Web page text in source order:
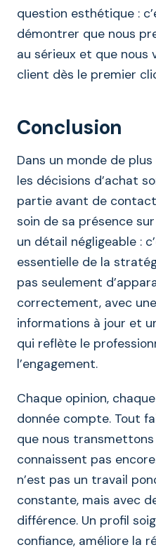
question esthétique :
démontrer que nous
au sérieux et que nous
client dès le premier
Conclusion
Dans un monde de
les décisions d’achat
partie avant de
soin de sa présence
un détail négligeable :
essentielle de la
pas seulement
correctement, avec
informations à jour et
qui reflète le
l’engagement.
Chaque opinion,
donnée compte. Tout
que nous transmettons
connaissent pas
n’est pas un travail
constante, mais avec
différence. Un profil
confiance, améliore la